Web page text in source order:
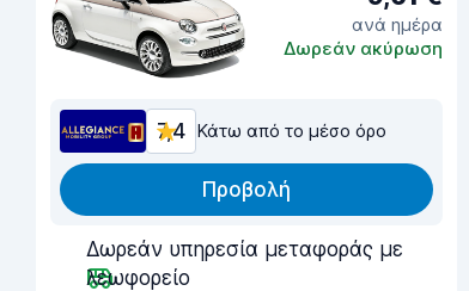
ανά ημέρα
Δωρεάν ακύρωση
7,4 Κάτω από το μέσο όρο
Προβολή
Δωρεάν υπηρεσία μεταφοράς με
λεωφορείο